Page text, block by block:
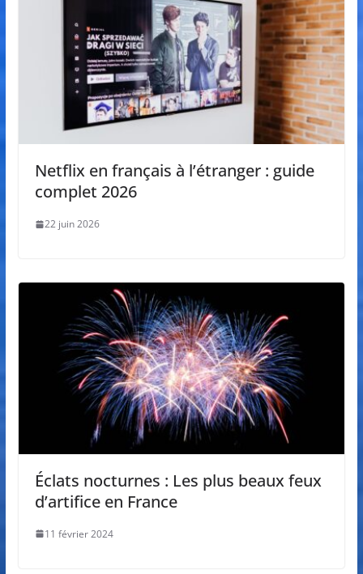
Netflix en français à l’étranger : guide
complet 2026
22 juin 2026
Éclats nocturnes : Les plus beaux feux
d’artifice en France
11 février 2024